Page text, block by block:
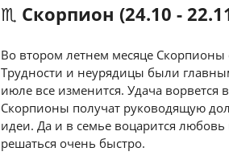
♏ Скорпион (24.10 -
Во втором летнем месяце Скорпионы
Трудности и неурядицы были
июле все изменится. Удача
Скорпионы получат руководящую
идеи. Да и в семье воцарится
решаться очень быстро.